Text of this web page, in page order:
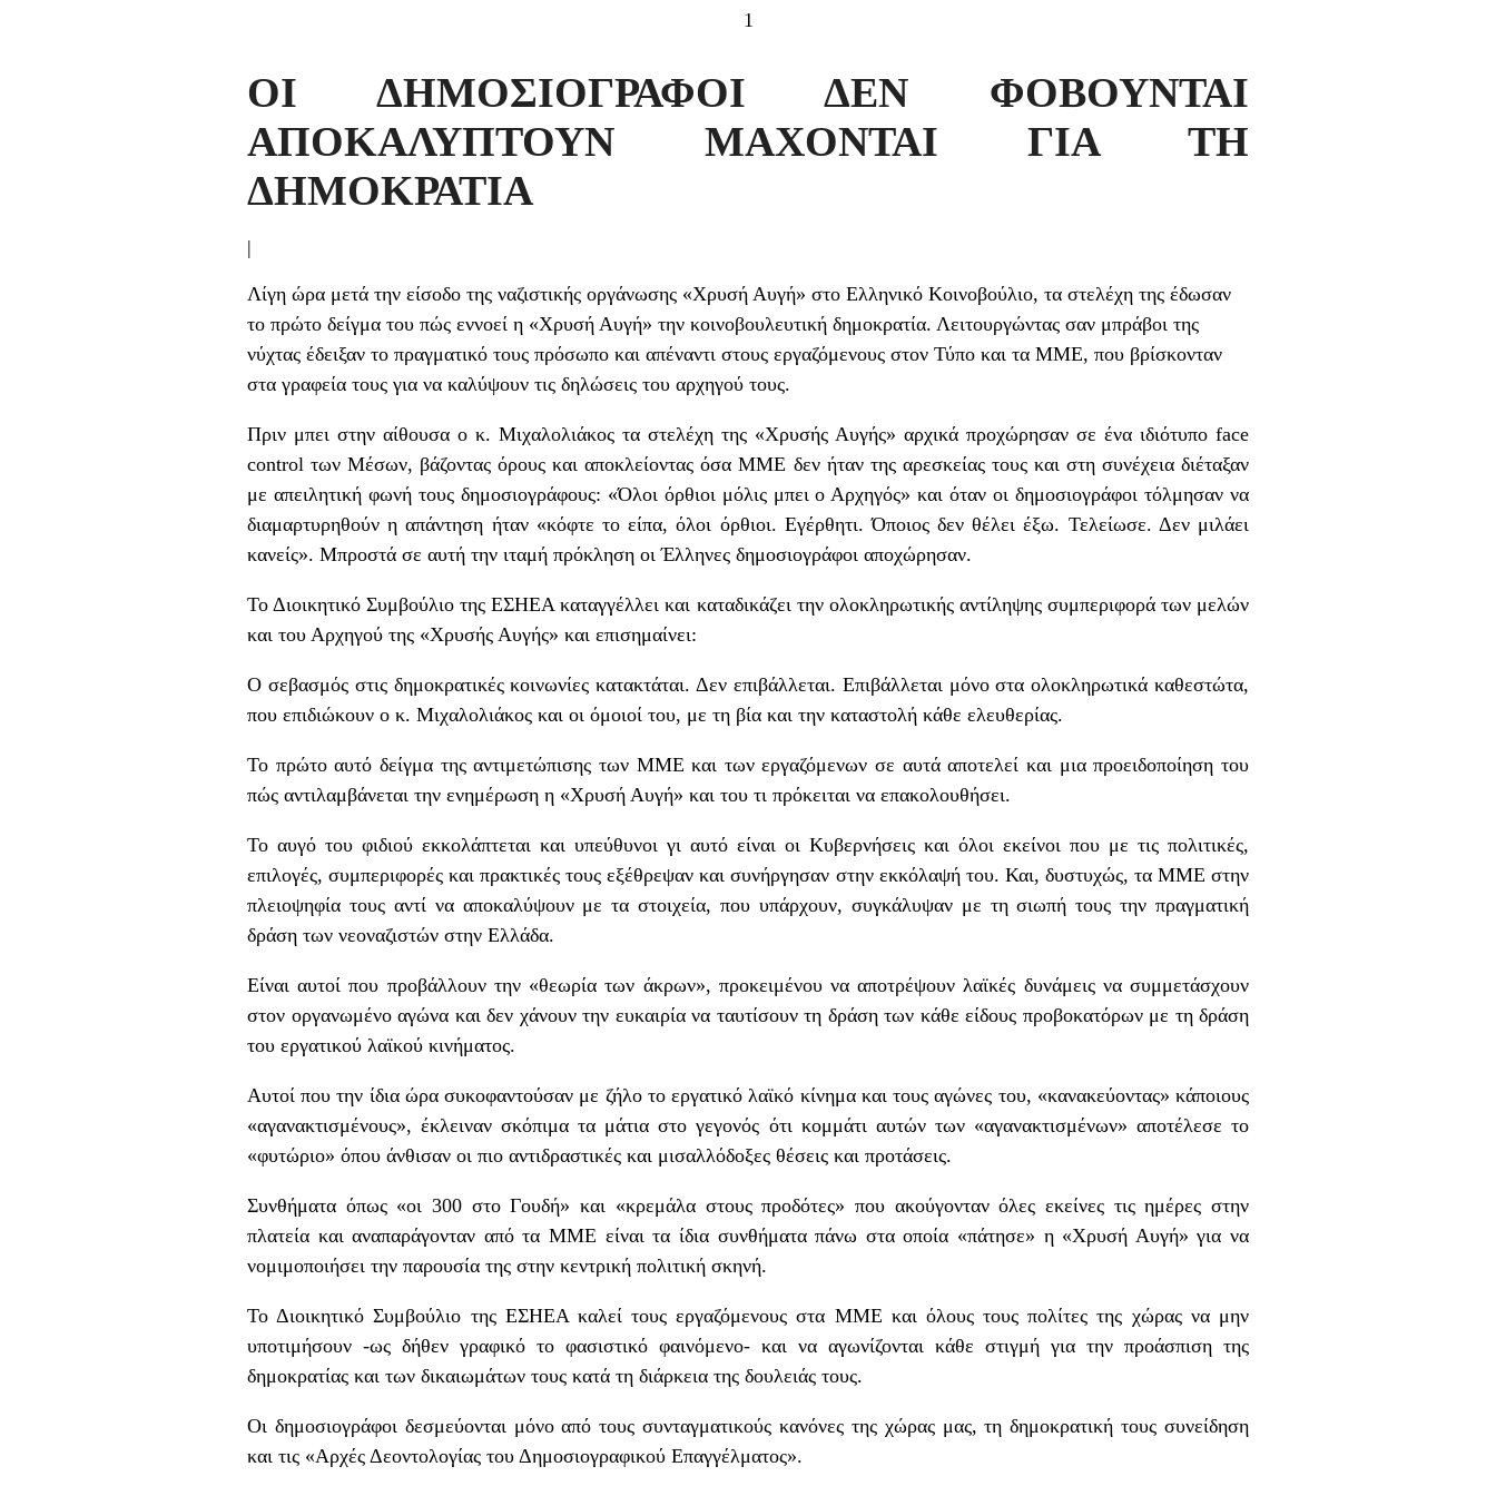
1
ΟΙ ΔΗΜΟΣΙΟΓΡΑΦΟΙ ΔΕΝ ΦΟΒΟΥΝΤΑΙ
ΑΠΟΚΑΛΥΠΤΟΥΝ ΜΑΧΟΝΤΑΙ ΓΙΑ ΤΗ
ΔΗΜΟΚΡΑΤΙΑ
|
Λίγη ώρα μετά την είσοδο της ναζιστικής οργάνωσης «Χρυσή Αυγή» στο Ελληνικό Κοινοβούλιο, τα στελέχη της έδωσαν
το πρώτο δείγμα του πώς εννοεί η «Χρυσή Αυγή» την κοινοβουλευτική δημοκρατία. Λειτουργώντας σαν μπράβοι της
νύχτας έδειξαν το πραγματικό τους πρόσωπο και απέναντι στους εργαζόμενους στον Τύπο και τα ΜΜΕ, που βρίσκονταν
στα γραφεία τους για να καλύψουν τις δηλώσεις του αρχηγού τους.
Πριν μπει στην αίθουσα ο κ. Μιχαλολιάκος τα στελέχη της «Χρυσής Αυγής» αρχικά προχώρησαν σε ένα ιδιότυπο face
control των Μέσων, βάζοντας όρους και αποκλείοντας όσα ΜΜΕ δεν ήταν της αρεσκείας τους και στη συνέχεια διέταξαν
με απειλητική φωνή τους δημοσιογράφους: «Όλοι όρθιοι μόλις μπει ο Αρχηγός» και όταν οι δημοσιογράφοι τόλμησαν να
διαμαρτυρηθούν η απάντηση ήταν «κόφτε το είπα, όλοι όρθιοι. Εγέρθητι. Όποιος δεν θέλει έξω. Τελείωσε. Δεν μιλάει
κανείς». Μπροστά σε αυτή την ιταμή πρόκληση οι Έλληνες δημοσιογράφοι αποχώρησαν.
Το Διοικητικό Συμβούλιο της ΕΣΗΕΑ καταγγέλλει και καταδικάζει την ολοκληρωτικής αντίληψης συμπεριφορά των μελών
και του Αρχηγού της «Χρυσής Αυγής» και επισημαίνει:
Ο σεβασμός στις δημοκρατικές κοινωνίες κατακτάται. Δεν επιβάλλεται. Επιβάλλεται μόνο στα ολοκληρωτικά καθεστώτα,
που επιδιώκουν ο κ. Μιχαλολιάκος και οι όμοιοί του, με τη βία και την καταστολή κάθε ελευθερίας.
Το πρώτο αυτό δείγμα της αντιμετώπισης των ΜΜΕ και των εργαζόμενων σε αυτά αποτελεί και μια προειδοποίηση του
πώς αντιλαμβάνεται την ενημέρωση η «Χρυσή Αυγή» και του τι πρόκειται να επακολουθήσει.
Το αυγό του φιδιού εκκολάπτεται και υπεύθυνοι γι αυτό είναι οι Κυβερνήσεις και όλοι εκείνοι που με τις πολιτικές,
επιλογές, συμπεριφορές και πρακτικές τους εξέθρεψαν και συνήργησαν στην εκκόλαψή του. Και, δυστυχώς, τα ΜΜΕ στην
πλειοψηφία τους αντί να αποκαλύψουν με τα στοιχεία, που υπάρχουν, συγκάλυψαν με τη σιωπή τους την πραγματική
δράση των νεοναζιστών στην Ελλάδα.
Είναι αυτοί που προβάλλουν την «θεωρία των άκρων», προκειμένου να αποτρέψουν λαϊκές δυνάμεις να συμμετάσχουν
στον οργανωμένο αγώνα και δεν χάνουν την ευκαιρία να ταυτίσουν τη δράση των κάθε είδους προβοκατόρων με τη δράση
του εργατικού λαϊκού κινήματος.
Αυτοί που την ίδια ώρα συκοφαντούσαν με ζήλο το εργατικό λαϊκό κίνημα και τους αγώνες του, «κανακεύοντας» κάποιους
«αγανακτισμένους», έκλειναν σκόπιμα τα μάτια στο γεγονός ότι κομμάτι αυτών των «αγανακτισμένων» αποτέλεσε το
«φυτώριο» όπου άνθισαν οι πιο αντιδραστικές και μισαλλόδοξες θέσεις και προτάσεις.
Συνθήματα όπως «οι 300 στο Γουδή» και «κρεμάλα στους προδότες» που ακούγονταν όλες εκείνες τις ημέρες στην
πλατεία και αναπαράγονταν από τα ΜΜΕ είναι τα ίδια συνθήματα πάνω στα οποία «πάτησε» η «Χρυσή Αυγή» για να
νομιμοποιήσει την παρουσία της στην κεντρική πολιτική σκηνή.
Το Διοικητικό Συμβούλιο της ΕΣΗΕΑ καλεί τους εργαζόμενους στα ΜΜΕ και όλους τους πολίτες της χώρας να μην
υποτιμήσουν -ως δήθεν γραφικό το φασιστικό φαινόμενο- και να αγωνίζονται κάθε στιγμή για την προάσπιση της
δημοκρατίας και των δικαιωμάτων τους κατά τη διάρκεια της δουλειάς τους.
Οι δημοσιογράφοι δεσμεύονται μόνο από τους συνταγματικούς κανόνες της χώρας μας, τη δημοκρατική τους συνείδηση
και τις «Αρχές Δεοντολογίας του Δημοσιογραφικού Επαγγέλματος».